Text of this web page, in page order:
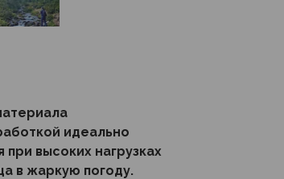
идеально
высоких нагрузках
в жаркую погоду.